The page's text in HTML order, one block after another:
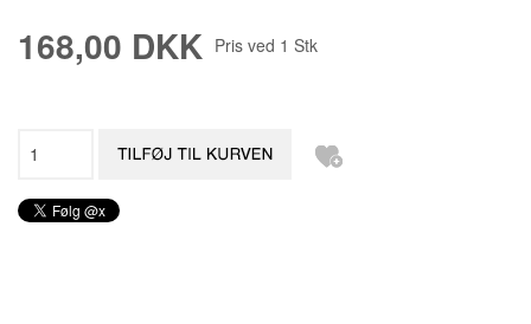
168,00 DKK Pris ved 1 Stk